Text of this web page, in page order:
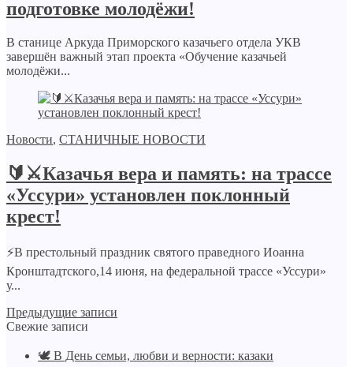
подготовке молодёжи!
В станице Аркуда Приморского казачьего отдела УКВ
завершён важный этап проекта «Обучение казачьей
молодёжи...
Новости, СТАНИЧНЫЕ НОВОСТИ
🔰⚔Казачья вера и память: на трассе
«Уссури» установлен поклонный
крест!
⚡️В престольный праздник святого праведного Иоанна
Кронштадтского,14 июня, на федеральной трассе «Уссури»
у...
Предыдущие записи
Свежие записи
🕊️ В День семьи, любви и верности: казаки